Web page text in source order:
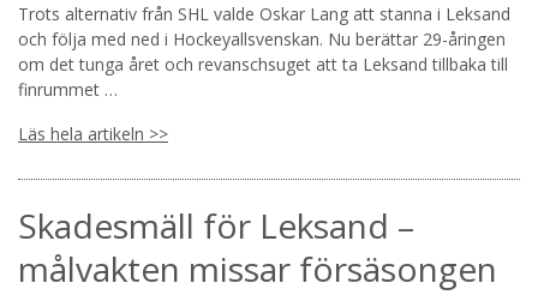
Trots alternativ från SHL valde Oskar Lang att stanna i Leksand
och följa med ned i Hockeyallsvenskan. Nu berättar 29-åringen
om det tunga året och revanschsuget att ta Leksand tillbaka till
finrummet …
Läs hela artikeln >>
Skadesmäll för Leksand –
målvakten missar försäsongen